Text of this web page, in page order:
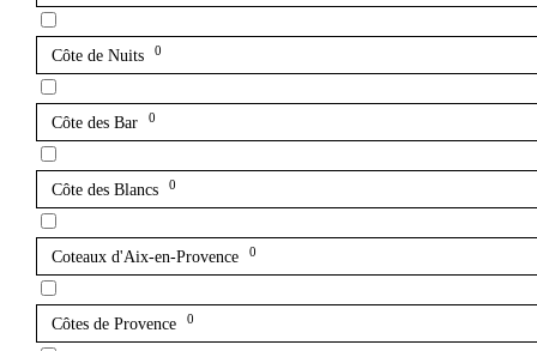
Côte de Nuits 0
Côte des Bar 0
Côte des Blancs 0
Coteaux d'Aix-en-Provence 0
Côtes de Provence 0